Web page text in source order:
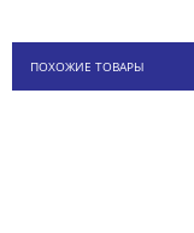
ПОХОЖИЕ ТОВАРЫ